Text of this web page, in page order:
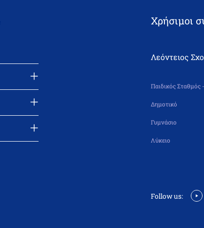
Χρήσιμοι
Λεόντειος
Παιδικός Σταθμός
Δημοτικό
Γυμνάσιο
Λύκειο
Follow us: